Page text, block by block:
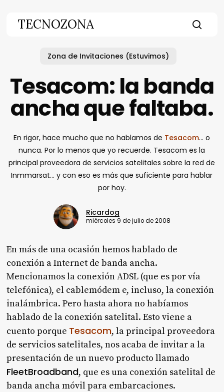
TECNOZONA
Zona de Invitaciones (Estuvimos)
Tesacom: la banda
ancha que faltaba.
En rigor, hace mucho que no hablamos de Tesacom… o
nunca. Por lo menos que yo recuerde. Tesacom es la
principal proveedora de servicios satelitales sobre la red de
Inmmarsat… y con eso es más que suficiente para hablar
por hoy.
Ricardog
miércoles 9 de julio de 2008
En más de una ocasión hemos hablado de
conexión a Internet de banda ancha.
Mencionamos la conexión ADSL (que es por vía
telefónica), el cablemódem e, incluso, la conexión
inalámbrica. Pero hasta ahora no habíamos
hablado de la conexión satelital. Esto viene a
cuento porque Tesacom, la principal proveedora
de servicios satelitales, nos acaba de invitar a la
presentación de un nuevo producto llamado
FleetBroadband, que es una conexión satelital de
banda ancha móvil para embarcaciones.